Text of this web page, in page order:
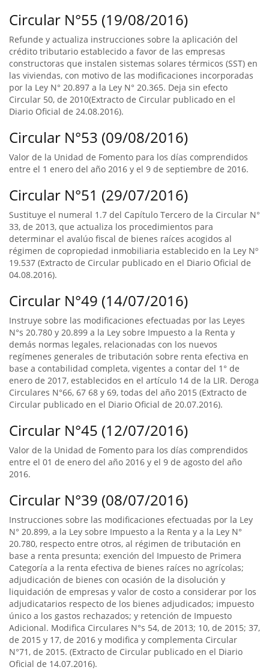
Circular N°55 (19/08/2016)
Refunde y actualiza instrucciones sobre la aplicación del
crédito tributario establecido a favor de las empresas
constructoras que instalen sistemas solares térmicos (SST) en
las viviendas, con motivo de las modificaciones incorporadas
por la Ley N° 20.897 a la Ley N° 20.365. Deja sin efecto
Circular 50, de 2010(Extracto de Circular publicado en el
Diario Oficial de 24.08.2016).
Circular N°53 (09/08/2016)
Valor de la Unidad de Fomento para los días comprendidos
entre el 1 enero del año 2016 y el 9 de septiembre de 2016.
Circular N°51 (29/07/2016)
Sustituye el numeral 1.7 del Capítulo Tercero de la Circular N°
33, de 2013, que actualiza los procedimientos para
determinar el avalúo fiscal de bienes raíces acogidos al
régimen de copropiedad inmobiliaria establecido en la Ley Nº
19.537 (Extracto de Circular publicado en el Diario Oficial de
04.08.2016).
Circular N°49 (14/07/2016)
Instruye sobre las modificaciones efectuadas por las Leyes
N°s 20.780 y 20.899 a la Ley sobre Impuesto a la Renta y
demás normas legales, relacionadas con los nuevos
regímenes generales de tributación sobre renta efectiva en
base a contabilidad completa, vigentes a contar del 1° de
enero de 2017, establecidos en el artículo 14 de la LIR. Deroga
Circulares N°66, 67 68 y 69, todas del año 2015 (Extracto de
Circular publicado en el Diario Oficial de 20.07.2016).
Circular N°45 (12/07/2016)
Valor de la Unidad de Fomento para los días comprendidos
entre el 01 de enero del año 2016 y el 9 de agosto del año
2016.
Circular N°39 (08/07/2016)
Instrucciones sobre las modificaciones efectuadas por la Ley
N° 20.899, a la Ley sobre Impuesto a la Renta y a la Ley N°
20.780, respecto entre otros, al régimen de tributación en
base a renta presunta; exención del Impuesto de Primera
Categoría a la renta efectiva de bienes raíces no agrícolas;
adjudicación de bienes con ocasión de la disolución y
liquidación de empresas y valor de costo a considerar por los
adjudicatarios respecto de los bienes adjudicados; impuesto
único a los gastos rechazados; y retención de Impuesto
Adicional. Modifica Circulares N°s 54, de 2013; 10, de 2015; 37,
de 2015 y 17, de 2016 y modifica y complementa Circular
N°71, de 2015. (Extracto de Circular publicado en el Diario
Oficial de 14.07.2016).